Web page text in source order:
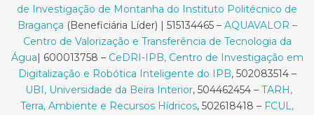
de Investigação de Montanha do Instituto Politécnico de
Bragança (Beneficiária Líder) | 515134465 – AQUAVALOR –
Centro de Valorização e Transferência de Tecnologia da
Água| 600013758 – CeDRI-IPB, Centro de Investigação em
Digitalização e Robótica Inteligente do IPB, 502083514 –
UBI, Universidade da Beira Interior, 504462454 – TARH,
Terra, Ambiente e Recursos Hídricos, 502618418 – FCUL,